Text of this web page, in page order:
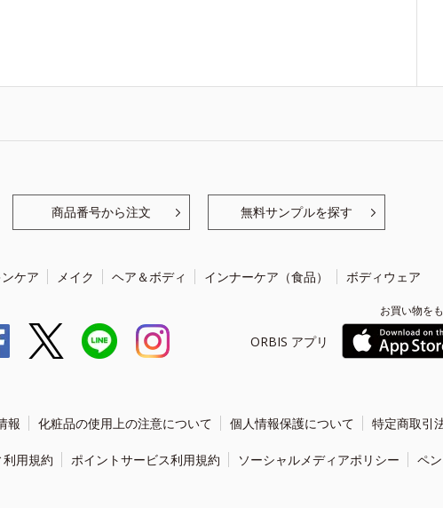
商品番号から注文 無料サンプルを探す
ケア メイク ヘア＆ボディ インナーケア（食品） ボディウェア
ORBIS アプリ
お買い物を
報 化粧品の使用上の注意について 個人情報保護について 特定商取引
用規約 ポイントサービス利用規約 ソーシャルメディアポリシー ペ